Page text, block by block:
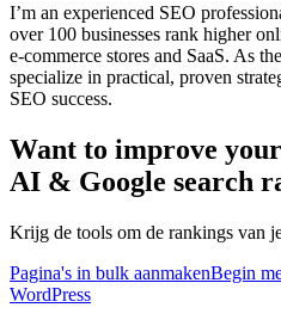
I’m an experienced SEO
over 100 businesses rank higher
e-commerce stores and SaaS. As
specialize in practical, proven
SEO success.
Want to improve your
AI & Google search
Krijg de tools om de rankings van
Pagina's in bulk aanmakenBegin
WordPress